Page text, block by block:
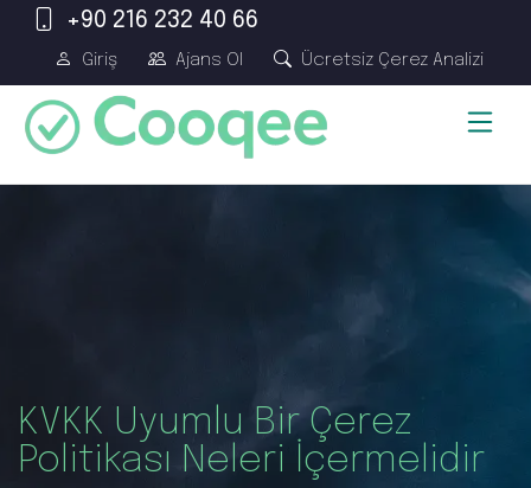
+90 216 232 40 66
Giriş Ajans Ol Ücretsiz Çerez Analizi
KVKK Uyumlu Bir Çerez
Politikası Neleri İçermelidir